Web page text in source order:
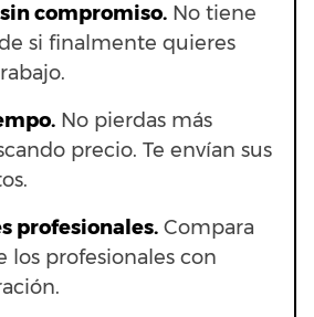
compromiso. No tiene
si finalmente quieres
No pierdas más
precio. Te envían sus
profesionales. Compara
los profesionales con